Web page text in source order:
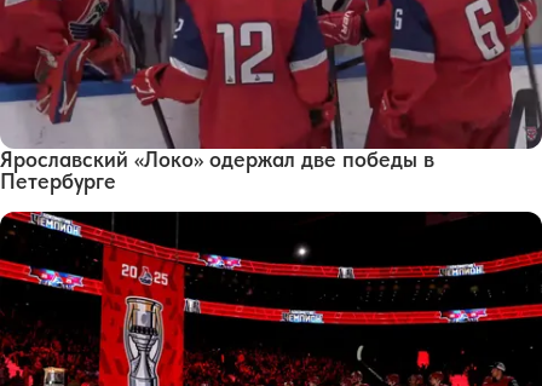
Ярославский «Локо» одержал две победы в
Петербурге